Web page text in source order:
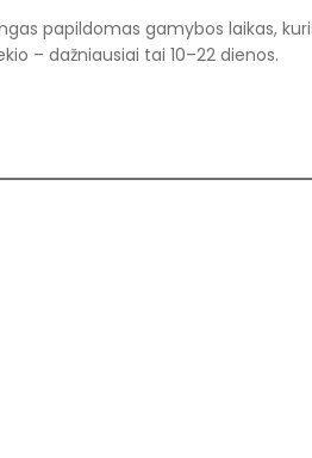
papildomas gamybos laikas,
– dažniausiai tai 10–22 dienos.